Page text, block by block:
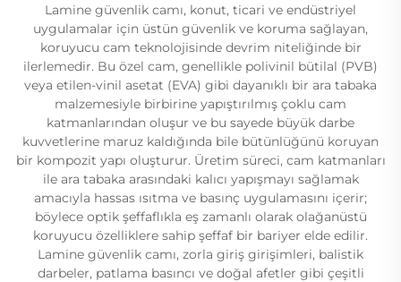
Lamine güvenlik camı, konut, ticari ve endüstriyel
uygulamalar için üstün güvenlik ve koruma sağlayan,
koruyucu cam teknolojisinde devrim niteliğinde bir
ilerlemedir. Bu özel cam, genellikle polivinil bütilal (PVB)
veya etilen-vinil asetat (EVA) gibi dayanıklı bir ara tabaka
malzemesiyle birbirine yapıştırılmış çoklu cam
katmanlarından oluşur ve bu sayede büyük darbe
kuvvetlerine maruz kaldığında bile bütünlüğünü koruyan
bir kompozit yapı oluşturur. Üretim süreci, cam katmanları
ile ara tabaka arasındaki kalıcı yapışmayı sağlamak
amacıyla hassas ısıtma ve basınç uygulamasını içerir;
böylece optik şeffaflıkla eş zamanlı olarak olağanüstü
koruyucu özelliklere sahip şeffaf bir bariyer elde edilir.
Lamine güvenlik camı, zorla giriş girişimleri, balistik
darbeler, patlama basıncı ve doğal afetler gibi çeşitli